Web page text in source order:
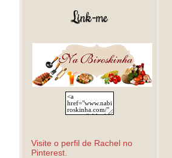
Link-me
Visite o perfil de Rachel no
Pinterest.